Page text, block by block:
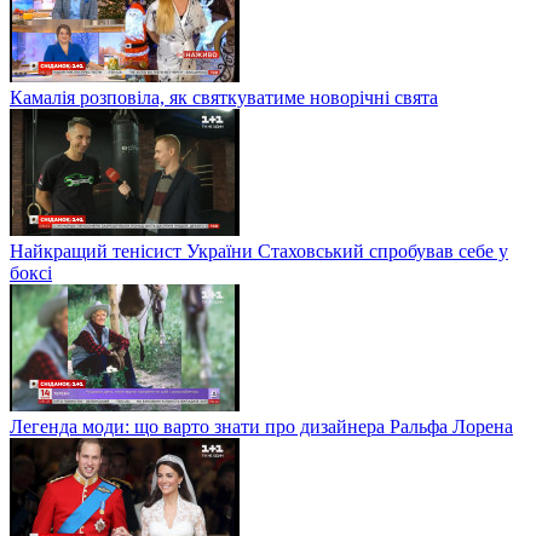
Камалія розповіла, як святкуватиме новорічні свята
Найкращий тенісист України Стаховський спробував себе у
боксі
Легенда моди: що варто знати про дизайнера Ральфа Лорена